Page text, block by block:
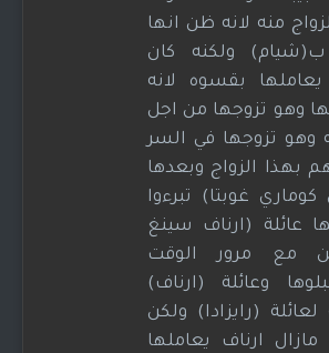
منه لانه ظن انها
ولكنه كان
بقسوه لانه
وهو تزوجها من اجل
وهو تزوجها في السر
بهذا الزواج وبعدها
غوبتا) تبرءوا
عائلة (ارناف سينغ
مع مرور الوقت
وعائلة (ارناف)
لعائلة (رايزادا) ولكن
ارناف يعاملها